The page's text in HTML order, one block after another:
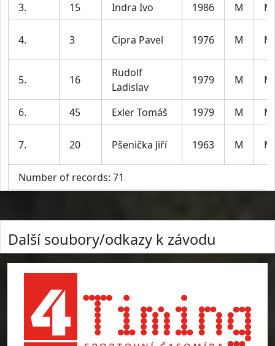
3.
15 Indra Ivo 1986 M
4. 3 Cipra Pavel 1976 M
5. 16
Rudolf
Ladislav
1979 M
6. 45 Exler Tomáš 1979 M
7. 20 Pšenička Jiří 1963 M
Number of records: 71
Další soubory/odkazy k závodu